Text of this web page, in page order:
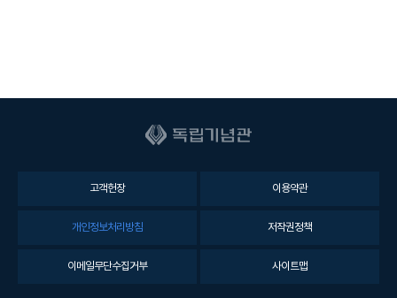
고객헌장 이용약관
개인정보처리방침 저작권정책
이메일무단수집거부 사이트맵